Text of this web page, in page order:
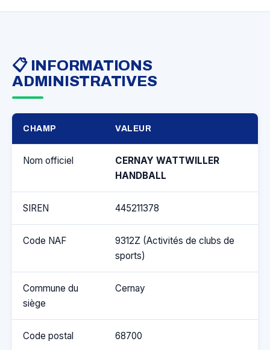
📋 INFORMATIONS
ADMINISTRATIVES
CHAMP VALEUR
Nom officiel
CERNAY WATTWILLER
HANDBALL
SIREN 445211378
Code NAF
9312Z (Activités de clubs de
sports)
Commune du
siège
Cernay
Code postal 68700